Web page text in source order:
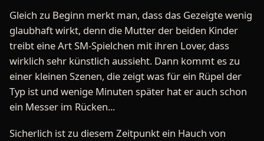
Gleich zu Beginn merkt man, dass das Gezeigte wenig
glaubhaft wirkt, denn die Mutter der beiden Kinder
treibt eine Art SM-Spielchen mit ihren Lover, dass
wirklich sehr künstlich aussieht. Dann kommt es zu
einer kleinen Szenen, die zeigt was für ein Rüpel der
Typ ist und wenige Minuten später hat er auch schon
ein Messer im Rücken...
Sicherlich ist zu diesem Zeitpunkt ein Hauch von